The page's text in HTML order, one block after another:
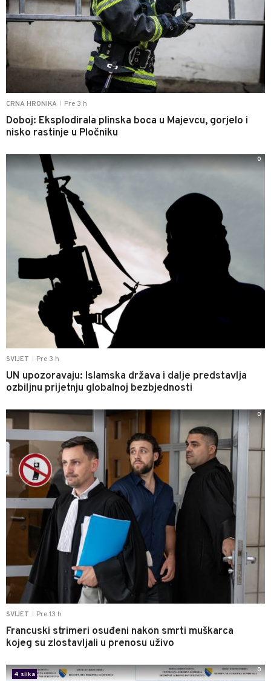
CRNA HRONIKA Pre 3 h
Doboj: Eksplodirala plinska boca u Majevcu, gorjelo i
nisko rastinje u Pločniku
SVIJET Pre 3 h
UN upozoravaju: Islamska država i dalje predstavlja
ozbiljnu prijetnju globalnoj bezbjednosti
0
SVIJET Pre 13 h
Francuski strimeri osuđeni nakon smrti muškarca
kojeg su zlostavljali u prenosu uživo
0
4 slika
0